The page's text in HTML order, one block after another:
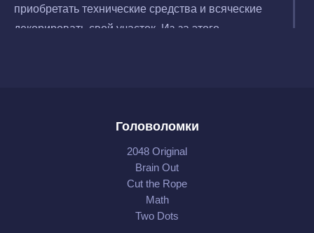
приобретать технические средства и всяческие
декорировать свой участок. Из-за этого
все блага жизни на лоне природы, нужно скачать
игры-фермы на телефон или на планшет.
Головоломки
2048 Original
Brain Out
Cut the Rope
Math
Two Dots